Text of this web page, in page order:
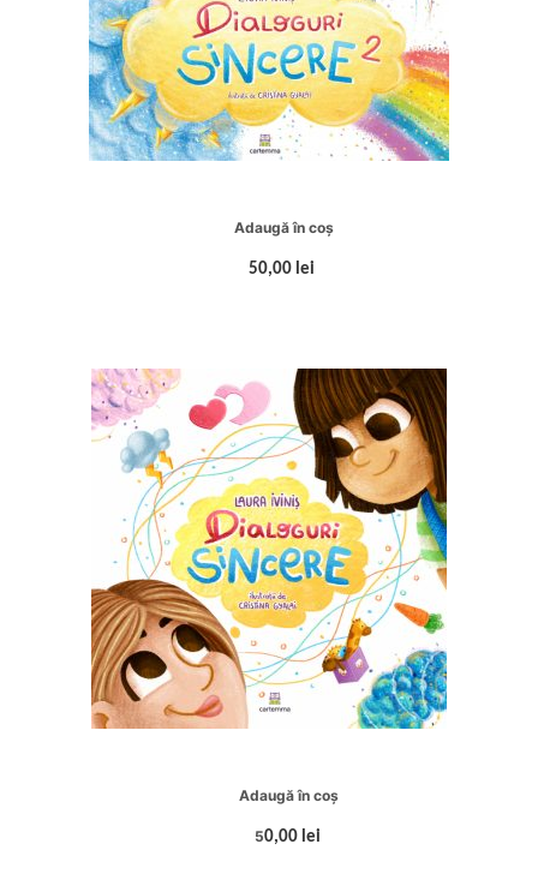
Adaugă în coș
50,00 lei
Adaugă în coș
50,00 lei